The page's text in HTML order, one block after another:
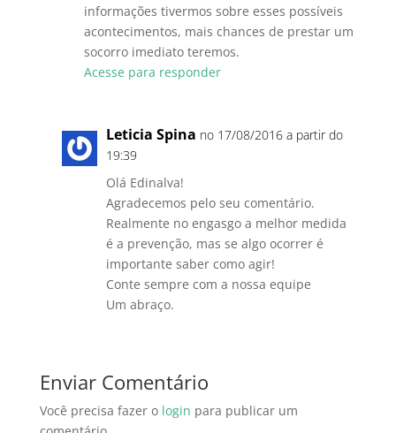
informações tivermos sobre esses possíveis
acontecimentos, mais chances de prestar um
socorro imediato teremos.
Acesse para responder
Leticia Spina no 17/08/2016 a partir do
19:39
Olá Edinalva!
Agradecemos pelo seu comentário.
Realmente no engasgo a melhor medida
é a prevenção, mas se algo ocorrer é
importante saber como agir!
Conte sempre com a nossa equipe
Um abraço.
Enviar Comentário
Você precisa fazer o login para publicar um